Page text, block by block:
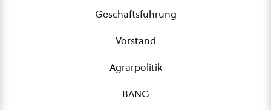
Geschäftsführung
Vorstand
Agrarpolitik
BANG